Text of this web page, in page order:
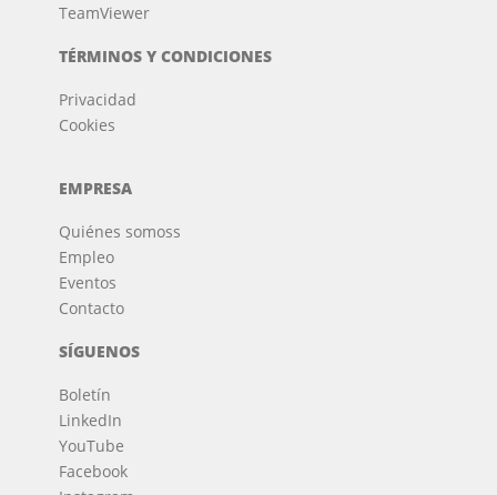
TeamViewer
TÉRMINOS Y CONDICIONES
Privacidad
Cookies
EMPRESA
Quiénes somoss
Empleo
Eventos
Contacto
SÍGUENOS
Boletín
LinkedIn
YouTube
Facebook